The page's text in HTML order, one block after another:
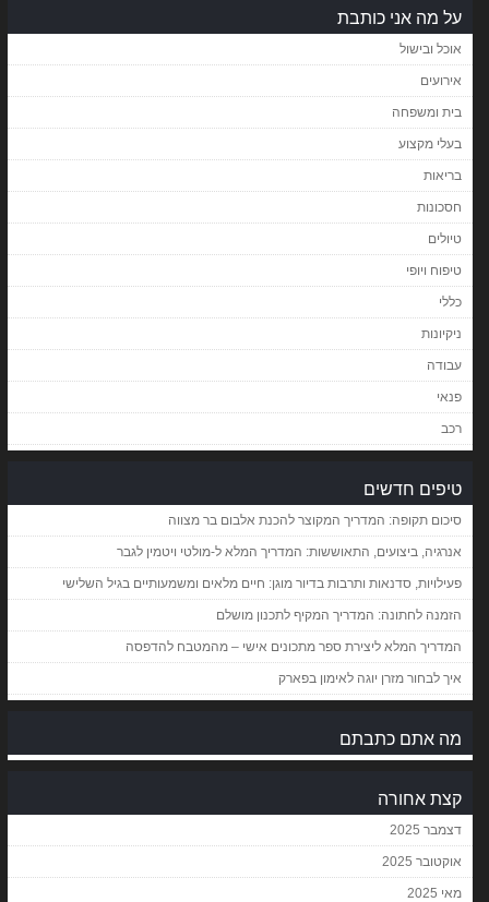
על מה אני כותבת
אוכל ובישול
אירועים
בית ומשפחה
בעלי מקצוע
בריאות
חסכונות
טיולים
טיפוח ויופי
כללי
ניקיונות
עבודה
פנאי
רכב
טיפים חדשים
סיכום תקופה: המדריך המקוצר להכנת אלבום בר מצווה
אנרגיה, ביצועים, התאוששות: המדריך המלא ל-מולטי ויטמין לגבר
פעילויות, סדנאות ותרבות בדיור מוגן: חיים מלאים ומשמעותיים בגיל השלישי
הזמנה לחתונה: המדריך המקיף לתכנון מושלם
המדריך המלא ליצירת ספר מתכונים אישי – מהמטבח להדפסה
איך לבחור מזרן יוגה לאימון בפארק
מה אתם כתבתם
קצת אחורה
דצמבר 2025
אוקטובר 2025
מאי 2025